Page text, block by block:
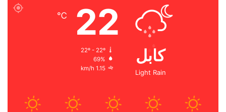
کابل
Light Rain
22
℃
22º - 22º
69%
1.15 km/h